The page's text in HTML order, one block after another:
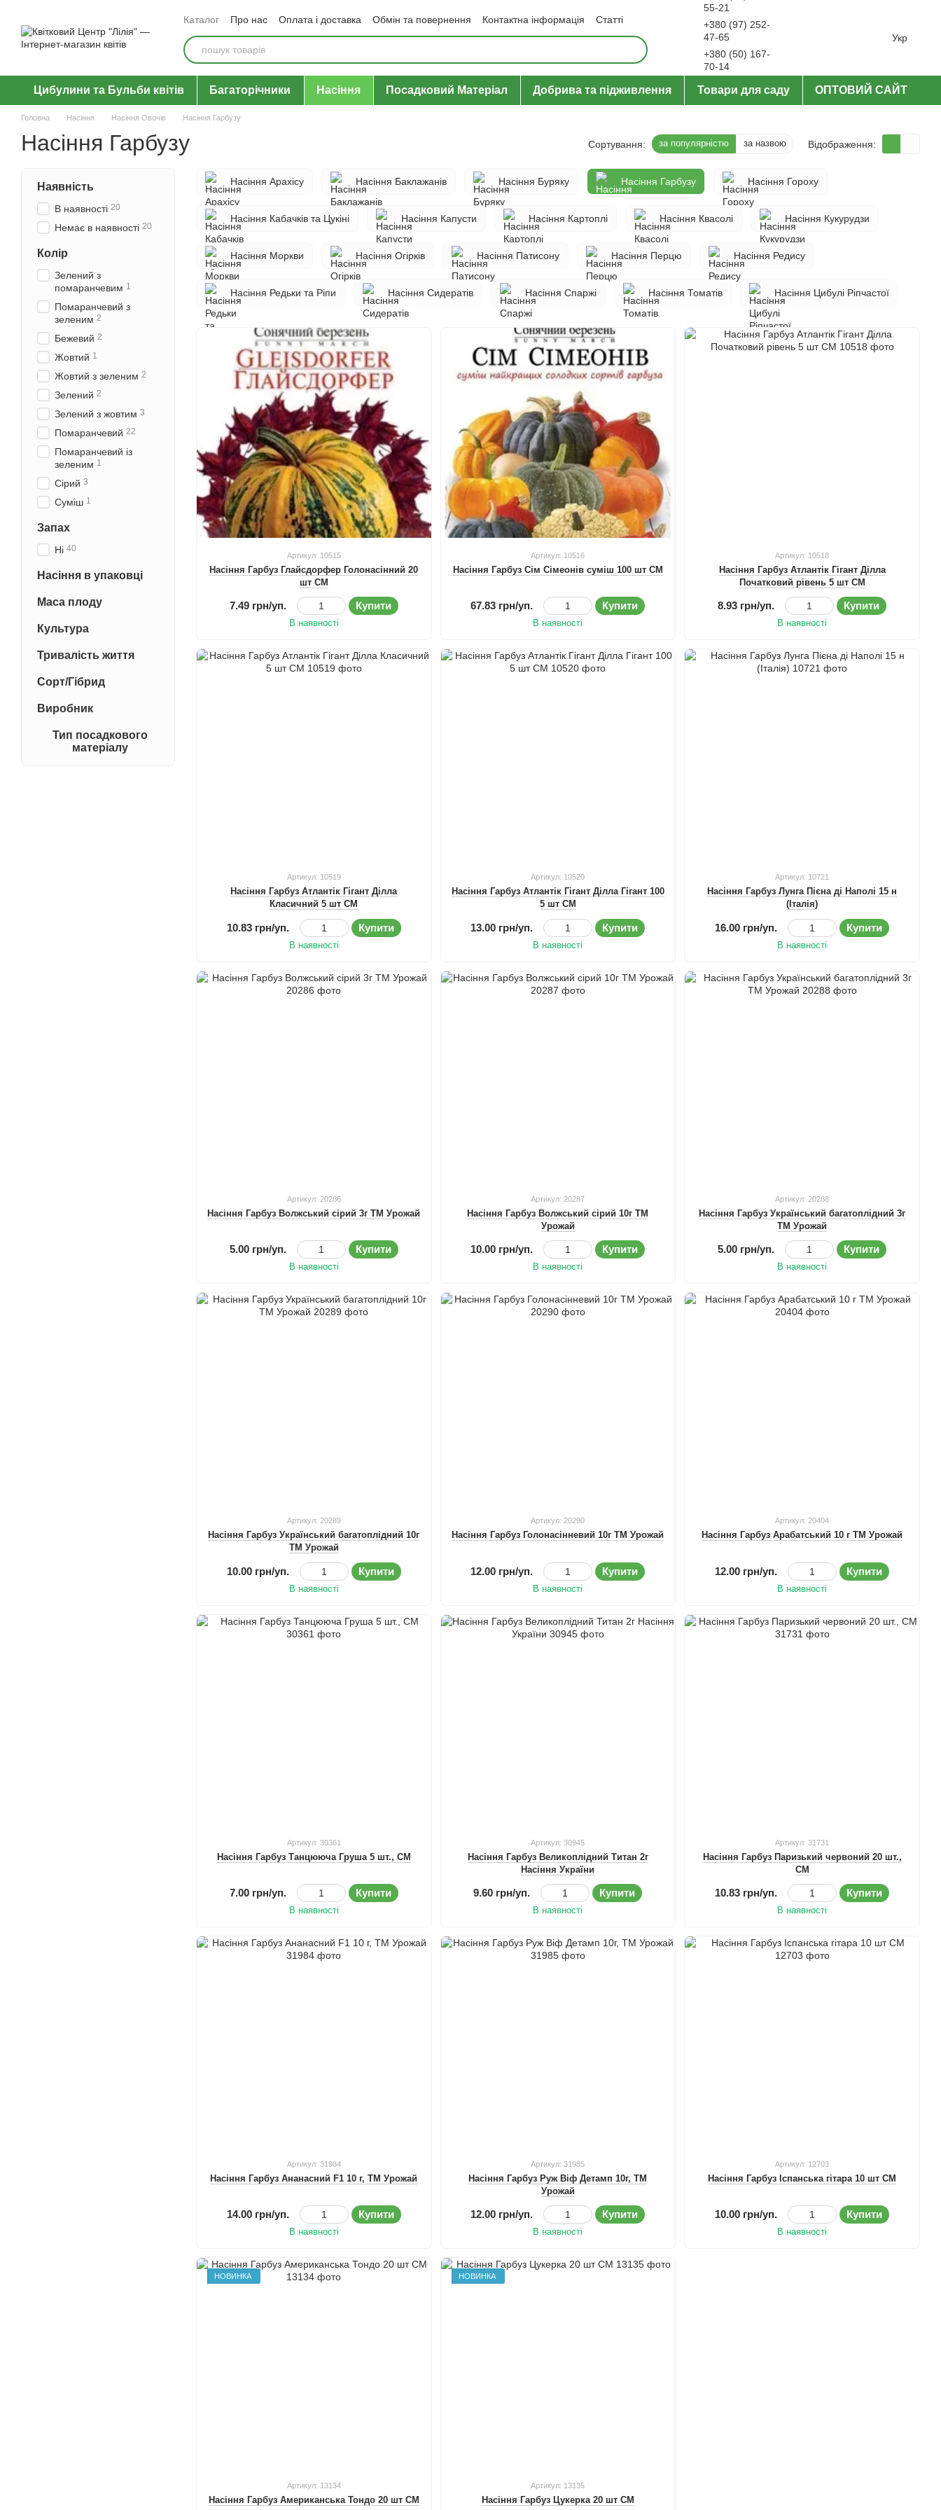
Каталог Про нас Оплата і доставка Обмін та повернення Контактна інформація
Статті
Відгуки про магазин
Угода користувача Політика конфіденційності Договір публічної оферти
55-21
+380 (97) 252-
47-65
+380 (50) 167-
70-14
Укр
Цибулини та Бульби квітів Багаторічники Насіння Посадковий Матеріал Добрива та підживлення Товари для саду ОПТОВИЙ САЙТ
Головна Насіння Насіння Овочів Насіння Гарбузу
Насіння Гарбузу Сортування: за популярністю за назвою Відображення:
Насіння Арахісу Насіння Баклажанів Насіння Буряку Насіння Гарбузу Насіння Гороху
Насіння Кабачків та Цукіні Насіння Капусти Насіння Картоплі Насіння Квасолі Насіння Кукурудзи
Насіння Моркви Насіння Огірків Насіння Патисону Насіння Перцю Насіння Редису
Насіння Редьки та Ріпи Насіння Сидератів Насіння Спаржі Насіння Томатів Насіння Цибулі Ріпчастої
Артикул: 10515
Насіння Гарбуз Глайсдорфер Голонасінний 20
шт СМ
7.49 грн/уп. Купити
В наявності
Артикул: 10516
Насіння Гарбуз Сім Сімеонів суміш 100 шт СМ
67.83 грн/уп. Купити
В наявності
Артикул: 10518
Насіння Гарбуз Атлантік Гігант Ділла
Початковий рівень 5 шт СМ
8.93 грн/уп. Купити
В наявності
Артикул: 10519
Насіння Гарбуз Атлантік Гігант Ділла
Класичний 5 шт СМ
10.83 грн/уп. Купити
В наявності
Артикул: 10520
Насіння Гарбуз Атлантік Гігант Ділла Гігант 100
5 шт СМ
13.00 грн/уп. Купити
В наявності
Артикул: 10721
Насіння Гарбуз Лунга Пієна ді Наполі 15 н
(Італія)
16.00 грн/уп. Купити
В наявності
Артикул: 20286
Насіння Гарбуз Волжський сірий 3г ТМ Урожай
5.00 грн/уп. Купити
В наявності
Артикул: 20287
Насіння Гарбуз Волжський сірий 10г ТМ
Урожай
10.00 грн/уп. Купити
В наявності
Артикул: 20288
Насіння Гарбуз Український багатоплідний 3г
ТМ Урожай
5.00 грн/уп. Купити
В наявності
Артикул: 20289
Насіння Гарбуз Український багатоплідний 10г
ТМ Урожай
10.00 грн/уп. Купити
В наявності
Артикул: 20290
Насіння Гарбуз Голонасінневий 10г ТМ Урожай
12.00 грн/уп. Купити
В наявності
Артикул: 20404
Насіння Гарбуз Арабатський 10 г ТМ Урожай
12.00 грн/уп. Купити
В наявності
Артикул: 30361
Насіння Гарбуз Танцююча Груша 5 шт., СМ
7.00 грн/уп. Купити
В наявності
Артикул: 30945
Насіння Гарбуз Великоплідний Титан 2г
Насіння України
9.60 грн/уп. Купити
В наявності
Артикул: 31731
Насіння Гарбуз Паризький червоний 20 шт.,
СМ
10.83 грн/уп. Купити
В наявності
Артикул: 31984
Насіння Гарбуз Ананасний F1 10 г, ТМ Урожай
14.00 грн/уп. Купити
В наявності
Артикул: 31985
Насіння Гарбуз Руж Віф Детамп 10г, ТМ
Урожай
12.00 грн/уп. Купити
В наявності
Артикул: 12703
Насіння Гарбуз Іспанська гітара 10 шт СМ
10.00 грн/уп. Купити
В наявності
НОВИНКА
Артикул: 13134
Насіння Гарбуз Американська Тондо 20 шт СМ
НОВИНКА
Артикул: 13135
Насіння Гарбуз Цукерка 20 шт СМ
Наявність
В наявності 20
Немає в наявності 20
Колір
Зелений з
помаранчевим 1
Помаранчевий з
зеленим 2
Бежевий 2
Жовтий 1
Жовтий з зеленим 2
Зелений 2
Зелений з жовтим 3
Помаранчевий 22
Помаранчевий із
зеленим 1
Сірий 3
Суміш 1
Запах
Ні 40
Насіння в упаковці
Маса плоду
Культура
Тривалість життя
Сорт/Гібрид
Виробник
Тип посадкового
матеріалу